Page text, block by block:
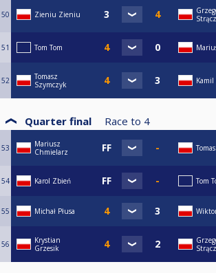
50 Zieniu Zieniu
51 Tom Tom
52
Tomasz
Szymczyk
Kamil
Quarter final Race to 4
53
Mariusz
Chmielarz
54 Karol Zbień Tom
55 Michał Płusa
56
Krystian
Grzesik